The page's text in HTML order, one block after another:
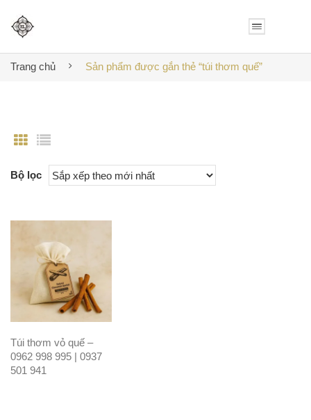
Trang chủ Sản phẩm được gắn thẻ “túi thơm quế”
Bộ lọc
Túi thơm vỏ quế –
0962 998 995 | 0937
501 941